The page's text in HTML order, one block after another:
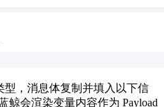
型，消息体复制并填入以下信
鲸会渲染变量内容作为 Payload